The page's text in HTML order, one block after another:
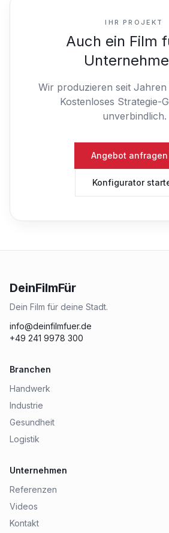
IHR PROJEKT
Auch ein Film
Wir produzieren seit Jahren
Kostenloses Strategie-
unverbindlich.
Angebot anfragen
Konfigurator
DeinFilmFür
Dein Film für deine Stadt.
info@deinfilmfuer.de
+49 241 9978 300
Branchen
Handwerk
Industrie
Gesundheit
Logistik
Unternehmen
Referenzen
Videos
Kontakt